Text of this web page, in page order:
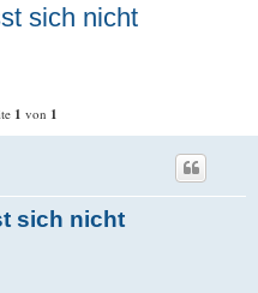
sich nicht
1 von 1
sich nicht